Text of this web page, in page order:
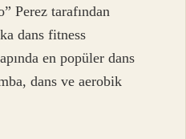
Perez tarafından
dans fitness
en popüler dans
dans ve aerobik